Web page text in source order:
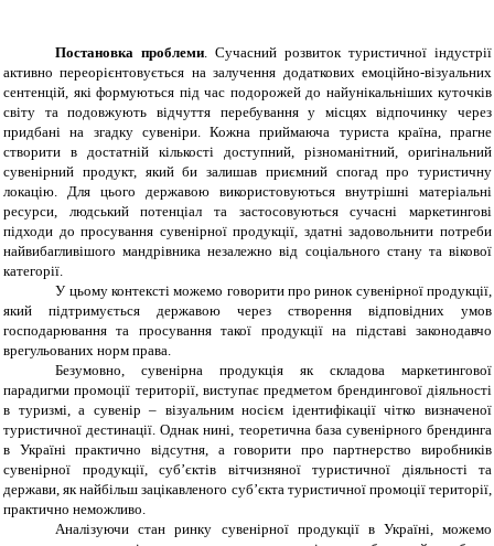
Постановка проблеми. Сучасний розвиток туристичної індустрії
активно переорієнтовується на залучення додаткових емоційно-візуальних
сентенцій, які формуються під час подорожей до найунікальніших куточків
світу та подовжують відчуття перебування у місцях відпочинку через
придбані на згадку сувеніри. Кожна приймаюча туриста країна, прагне
створити в достатній кількості доступний, різноманітний, оригінальний
сувенірний продукт, який би залишав приємний спогад про туристичну
локацію. Для цього державою використовуються внутрішні матеріальні
ресурси, людський потенціал та застосовуються сучасні маркетингові
підходи до просування сувенірної продукції, здатні задовольнити потреби
найвибагливішого мандрівника незалежно від соціального стану та вікової
категорії.
У цьому контексті можемо говорити про ринок сувенірної продукції,
який підтримується державою через створення відповідних умов
господарювання та просування такої продукції на підставі законодавчо
врегульованих норм права.
Безумовно, сувенірна продукція як складова маркетингової
парадигми промоції території, виступає предметом брендингової діяльності
в туризмі, а сувенір – візуальним носієм ідентифікації чітко визначеної
туристичної дестинації. Однак нині, теоретична база сувенірного брендинга
в Україні практично відсутня, а говорити про партнерство виробників
сувенірної продукції, суб’єктів вітчизняної туристичної діяльності та
держави, як найбільш зацікавленого суб’єкта туристичної промоції території,
практично неможливо.
Аналізуючи стан ринку сувенірної продукції в Україні, можемо